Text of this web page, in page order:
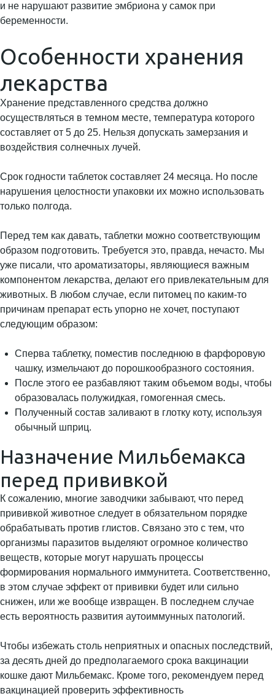
и не нарушают развитие эмбриона у самок при
беременности.
Особенности хранения
лекарства
Хранение представленного средства должно
осуществляться в темном месте, температура которого
составляет от 5 до 25. Нельзя допускать замерзания и
воздействия солнечных лучей.
Срок годности таблеток составляет 24 месяца. Но после
нарушения целостности упаковки их можно использовать
только полгода.
Перед тем как давать, таблетки можно соответствующим
образом подготовить. Требуется это, правда, нечасто. Мы
уже писали, что ароматизаторы, являющиеся важным
компонентом лекарства, делают его привлекательным для
животных. В любом случае, если питомец по каким-то
причинам препарат есть упорно не хочет, поступают
следующим образом:
Сперва таблетку, поместив последнюю в фарфоровую
чашку, измельчают до порошкообразного состояния.
После этого ее разбавляют таким объемом воды, чтобы
образовалась полужидкая, гомогенная смесь.
Полученный состав заливают в глотку коту, используя
обычный шприц.
Назначение Мильбемакса
перед прививкой
К сожалению, многие заводчики забывают, что перед
прививкой животное следует в обязательном порядке
обрабатывать против глистов. Связано это с тем, что
организмы паразитов выделяют огромное количество
веществ, которые могут нарушать процессы
формирования нормального иммунитета. Соответственно,
в этом случае эффект от прививки будет или сильно
снижен, или же вообще извращен. В последнем случае
есть вероятность развития аутоиммунных патологий.
Чтобы избежать столь неприятных и опасных последствий,
за десять дней до предполагаемого срока вакцинации
кошке дают Мильбемакс. Кроме того, рекомендуем перед
вакцинацией проверить эффективность